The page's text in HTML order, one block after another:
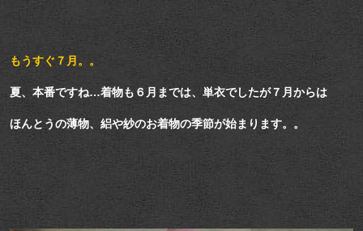
もうすぐ７月。。
夏、本番ですね…着物も６月までは、単衣でしたが７月からは
ほんとうの薄物、絽や紗のお着物の季節が始まります。。